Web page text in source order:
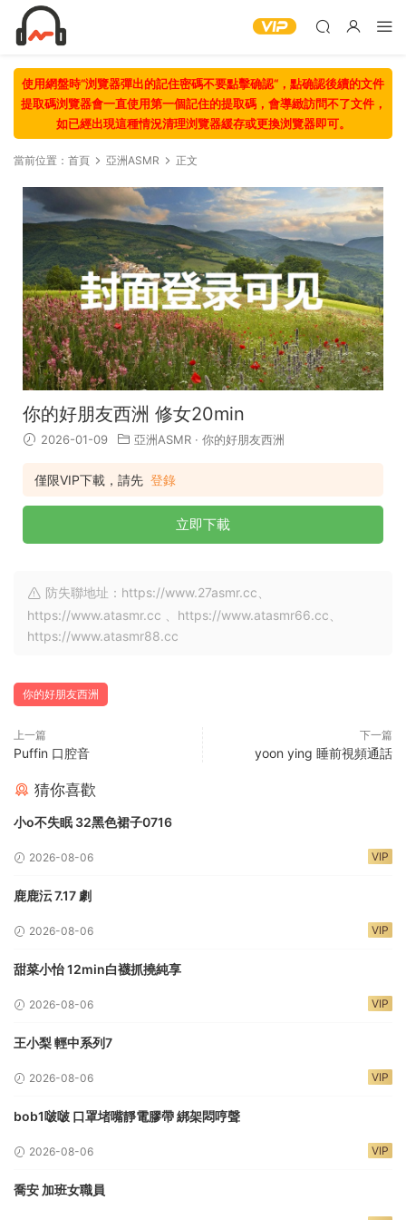
使用網盤時“浏覽器彈出的記住密碼不要點擊确認“，點确認後續的文件
提取碼浏覽器會一直使用第一個記住的提取碼，會導緻訪問不了文件，
如已經出現這種情況清理浏覽器緩存或更換浏覽器即可。
當前位置： 首頁 亞洲ASMR 正文
你的好朋友西洲 修女20min
2026-01-09 亞洲ASMR · 你的好朋友西洲
僅限VIP下載，請先 登錄
立即下載
防失聯地址：https://www.27asmr.cc、
https://www.atasmr.cc 、https://www.atasmr66.cc、
https://www.atasmr88.cc
你的好朋友西洲
上一篇
Puffin 口腔音
下一篇
yoon ying 睡前視頻通話
猜你喜歡
小o不失眠 32黑色裙子0716
2026-08-06 VIP
鹿鹿沄 7.17 劇
2026-08-06 VIP
甜菜小怡 12min白襪抓撓純享
2026-08-06 VIP
王小梨 輕中系列7
2026-08-06 VIP
bob1啵啵 口罩堵嘴靜電膠帶 綁架悶哼聲
2026-08-06 VIP
喬安 加班女職員